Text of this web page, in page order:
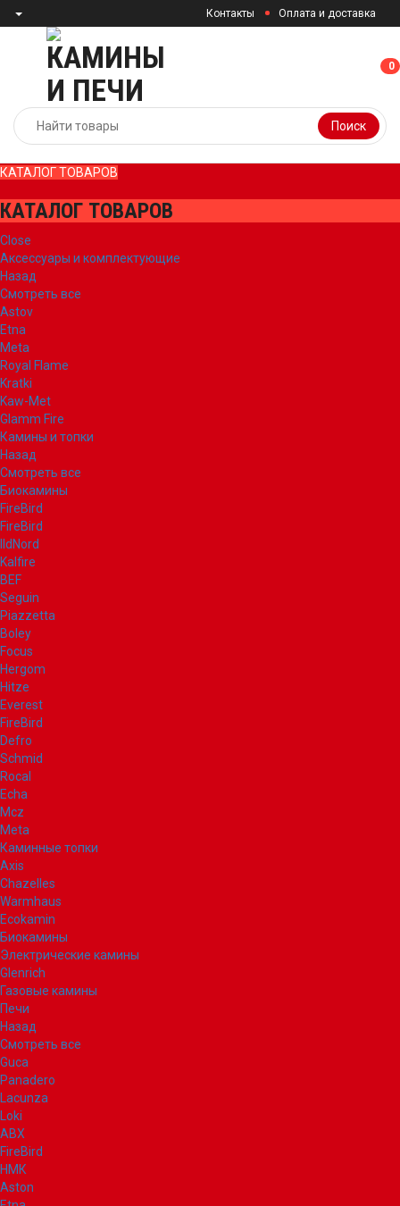
Контакты Оплата и доставка
Поиск
00
КАТАЛОГ ТОВАРОВ
КАТАЛОГ ТОВАРОВ
Close
Аксессуары и комплектующие
Назад
Смотреть все
Astov
Etna
Meta
Royal Flame
Kratki
Kaw-Met
Glamm Fire
Камины и топки
Назад
Смотреть все
Биокамины
FireBird
FireBird
IldNord
Kalfire
BEF
Seguin
Piazzetta
Boley
Focus
Hergom
Hitze
Everest
FireBird
Defro
Schmid
Rocal
Echa
Mcz
Meta
Каминные топки
Axis
Chazelles
Warmhaus
Ecokamin
Биокамины
Электрические камины
Glenrich
Газовые камины
Печи
Назад
Смотреть все
Guca
Panadero
Lacunza
Loki
ABX
FireBird
НМК
Aston